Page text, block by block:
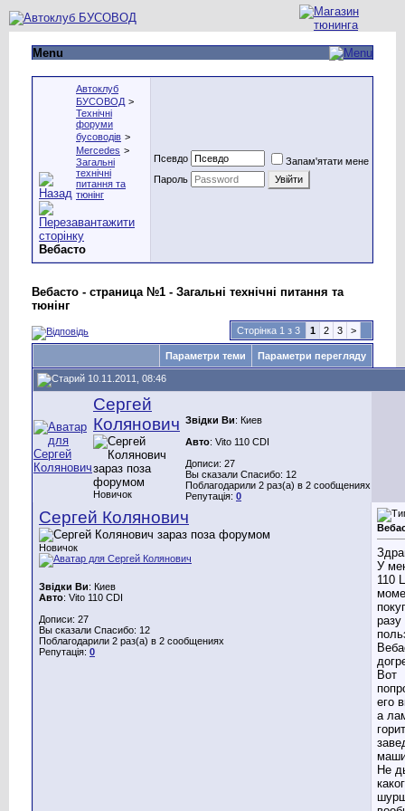
Menu
Автоклуб
БУСОВОД >
Технічні
форуми
бусоводів >
Mercedes >
Загальні
технічні
питання та
тюнінг
Вебасто
Псевдо
Запам'ятати мене
Пароль
Вебасто - страница №1 - Загальні технічні питання та
тюнінг
Сторінка 1 з 3 1 2 3 >
Параметри теми Параметри перегляду
10.11.2011, 08:46
Сергей
Колянович
Новичок
Звідки Ви: Киев
Авто: Vito 110 CDI
Дописи: 27
Вы сказали Спасибо: 12
Поблагодарили 2 раз(а) в 2 сообщениях
Репутація: 0
Сергей Колянович
Новичок
Звідки Ви: Киев
Авто: Vito 110 CDI
Дописи: 27
Вы сказали Спасибо: 12
Поблагодарили 2 раз(а) в 2 сообщениях
Репутація: 0
У
110
разу
Вот
его
а
Не